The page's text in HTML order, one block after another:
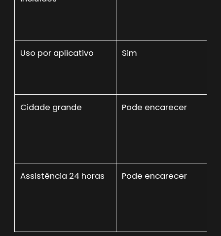
Uso por aplicativo Sim
Cidade grande Pode encarecer
Assistência 24 horas Pode encarecer